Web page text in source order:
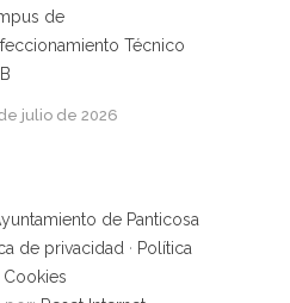
de
Técnico
julio de 2026
de Panticosa
de privacidad · Política
Cookies